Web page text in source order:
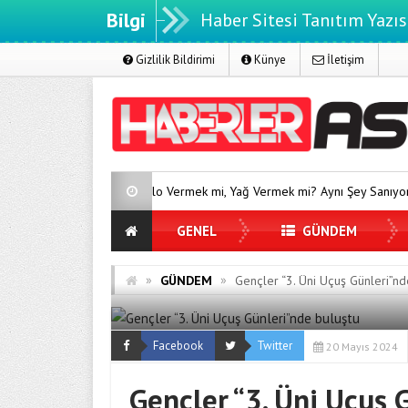
Bilgi Haber Sitesi Tanıtım
Gizlilik Bildirimi Künye İletişim
Kilo Vermek mi, Yağ Vermek mi? Aynı Şey Sanıyoruz Ama Değil!
GENEL GÜNDEM
» GÜNDEM » Gençler “3. Üni Uçuş
Facebook Twitter 20 Mayıs 2024
Gençler “3. Üni